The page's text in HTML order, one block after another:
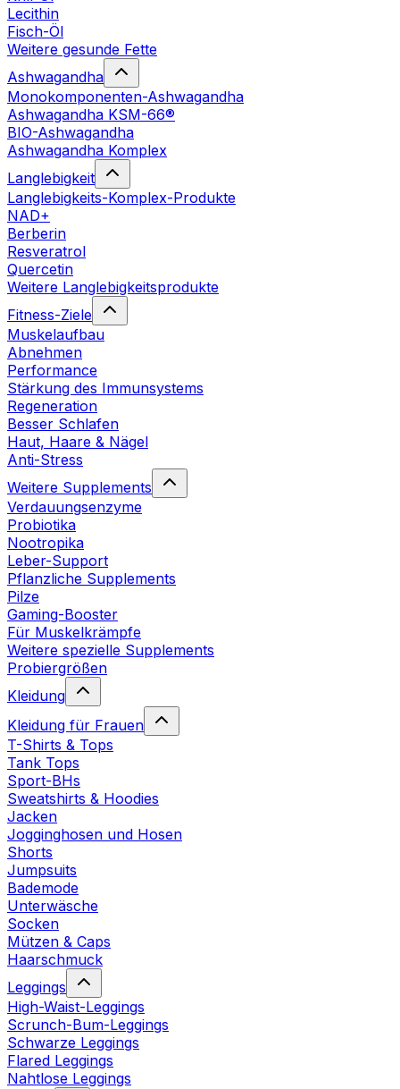
Lecithin
Fisch-Öl
Weitere gesunde Fette
Ashwagandha
Monokomponenten-Ashwagandha
Ashwagandha KSM-66®
BIO-Ashwagandha
Ashwagandha Komplex
Langlebigkeit
Langlebigkeits-Komplex-Produkte
NAD+
Berberin
Resveratrol
Quercetin
Weitere Langlebigkeitsprodukte
Fitness-Ziele
Muskelaufbau
Abnehmen
Performance
Stärkung des Immunsystems
Regeneration
Besser Schlafen
Haut, Haare & Nägel
Anti-Stress
Weitere Supplements
Verdauungsenzyme
Probiotika
Nootropika
Leber-Support
Pflanzliche Supplements
Pilze
Gaming-Booster
Für Muskelkrämpfe
Weitere spezielle Supplements
Probiergrößen
Kleidung
Kleidung für Frauen
T-Shirts & Tops
Tank Tops
Sport-BHs
Sweatshirts & Hoodies
Jacken
Jogginghosen und Hosen
Shorts
Jumpsuits
Bademode
Unterwäsche
Socken
Mützen & Caps
Haarschmuck
Leggings
High-Waist-Leggings
Scrunch-Bum-Leggings
Schwarze Leggings
Flared Leggings
Nahtlose Leggings